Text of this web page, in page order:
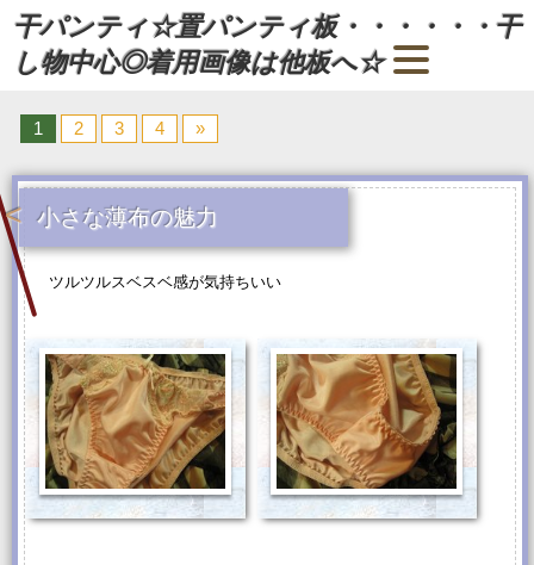
干パンティ☆置パンティ板・・・・・・干
し物中心◎着用画像は他板へ☆
1 2 3 4 »
小さな薄布の魅力
ツルツルスベスベ感が気持ちいい